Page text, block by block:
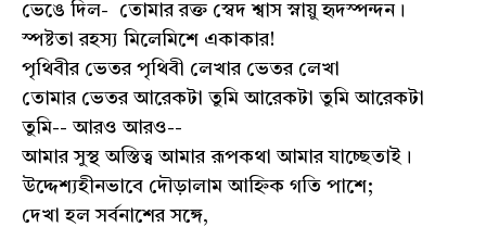
ভেঙে দিল- তোমার রক্ত স্বেদ শ্বাস স্নায়ু হৃদস্পন্দন।
স্পষ্টতা রহস্য মিলেমিশে একাকার!
পৃথিবীর ভেতর পৃথিবী লেখার ভেতর লেখা
তোমার ভেতর আরেকটা তুমি আরেকটা তুমি আরেকটা
তুমি-- আরও আরও--
আমার সুস্থ অস্তিত্ব আমার রূপকথা আমার যাচ্ছেতাই।
উদ্দেশ্যহীনভাবে দৌড়ালাম আহ্নিক গতি পাশে;
দেখা হল সর্বনাশের সঙ্গে,